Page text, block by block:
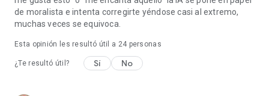
de moralista e intenta corregirte yéndose casi al extremo,
muchas veces se equivoca.
Esta opinión les resultó útil a 24 personas
¿Te resultó útil? Sí No